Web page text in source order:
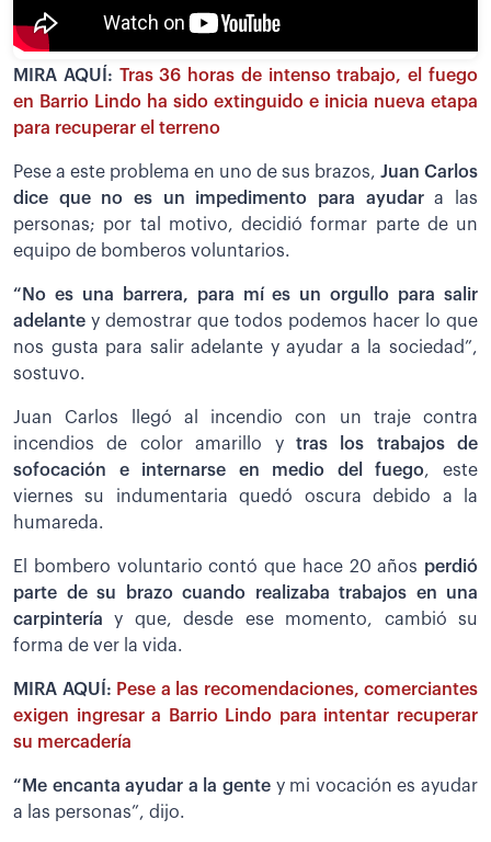
MIRA AQUÍ: Tras 36 horas de intenso trabajo, el fuego
en Barrio Lindo ha sido extinguido e inicia nueva etapa
para recuperar el terreno
Pese a este problema en uno de sus brazos, Juan Carlos
dice que no es un impedimento para ayudara las
personas; por tal motivo, decidió formar parte de un
equipo de bomberos voluntarios.
“No es una barrera, para mí es un orgullo para salir
adelante y demostrar que todos podemos hacer lo que
nos gusta para salir adelante y ayudar a la sociedad”,
sostuvo.
Juan Carlos llegó al incendio con un traje contra
incendios de color amarillo ytras los trabajos de
sofocación e internarse en medio del fuego, este
viernes su indumentaria quedó oscura debido a la
humareda.
El bombero voluntario contó que hace 20 años perdió
parte de su brazo cuando realizaba trabajos en una
carpinteríay que, desde ese momento, cambió su
forma de ver la vida.
MIRA AQUÍ: Pese a las recomendaciones, comerciantes
exigen ingresar a Barrio Lindo para intentar recuperar
su mercadería
“Me encanta ayudar a la gente y mi vocación es ayudar
a las personas”, dijo.